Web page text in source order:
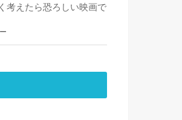
考えたら恐ろしい映画で